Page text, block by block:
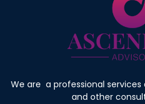
We are a professional
and other